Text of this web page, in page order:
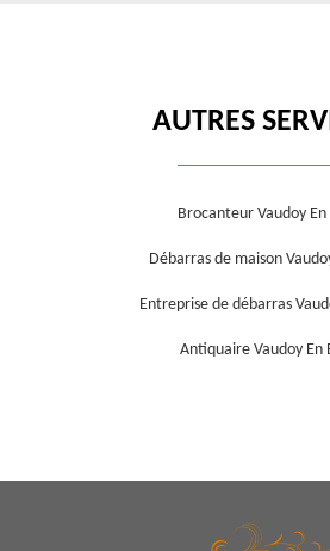
AUTRES
Brocanteur Vaudoy En
Débarras de maison
Entreprise de débarras
Antiquaire Vaudoy En